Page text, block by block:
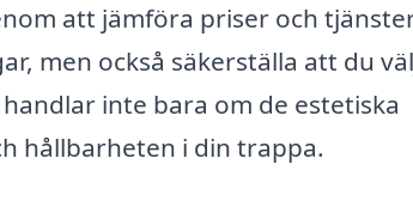
att jämföra priser och
men också säkerställa att du
inte bara om de estetiska
hållbarheten i din trappa.